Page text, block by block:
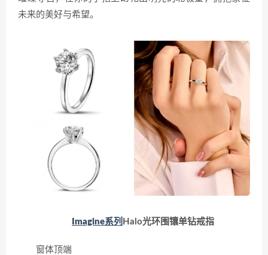
未来的美好与希望。
Imagine系列 Halo光环围镶单钻戒指
窗体顶端